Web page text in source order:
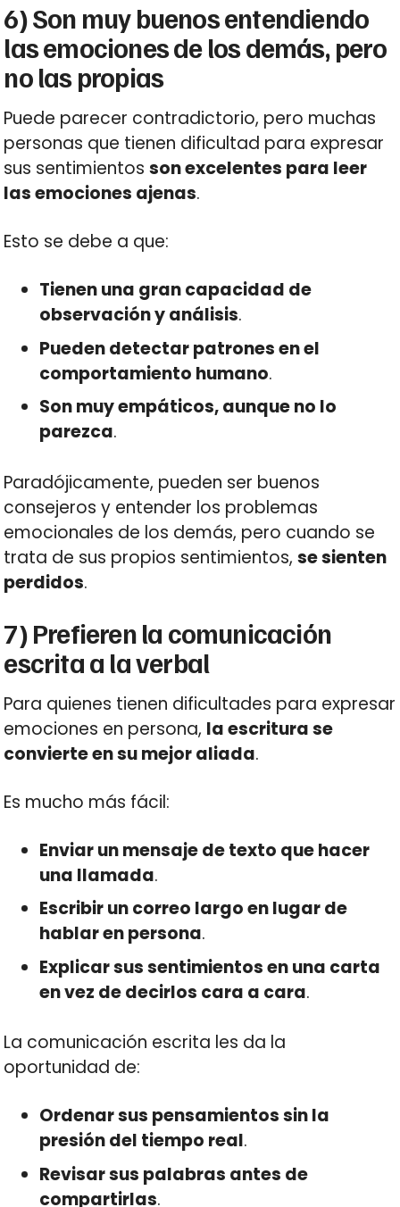
6) Son muy buenos entendiendo
las emociones de los demás, pero
no las propias
Puede parecer contradictorio, pero muchas
personas que tienen dificultad para expresar
sus sentimientosson excelentes para leer
las emociones ajenas.
Esto se debe a que:
Tienen una gran capacidad de
observación y análisis.
Pueden detectar patrones en el
comportamiento humano.
Son muy empáticos, aunque no lo
parezca.
Paradójicamente, pueden ser buenos
consejeros y entender los problemas
emocionales de los demás, pero cuando se
trata de sus propios sentimientos,se sienten
perdidos.
7) Prefieren la comunicación
escrita a la verbal
Para quienes tienen dificultades para expresar
emociones en persona, la escritura se
convierte en su mejor aliada.
Es mucho más fácil:
Enviar un mensaje de texto que hacer
una llamada.
Escribir un correo largo en lugar de
hablar en persona.
Explicar sus sentimientos en una carta
en vez de decirlos cara a cara.
La comunicación escrita les da la
oportunidad de:
Ordenar sus pensamientos sin la
presión del tiempo real.
Revisar sus palabras antes de
compartirlas.